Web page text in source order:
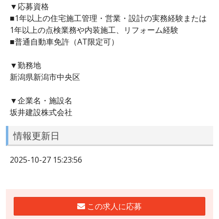
▼応募資格
■1年以上の住宅施工管理・営業・設計の実務経験または
1年以上の点検業務や内装施工、リフォーム経験
■普通自動車免許（AT限定可）
▼勤務地
新潟県新潟市中央区
▼企業名・施設名
坂井建設株式会社
情報更新日
2025-10-27 15:23:56
この求人に応募